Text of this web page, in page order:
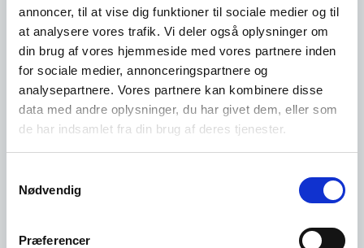
annoncer, til at vise dig funktioner til sociale medier og til
at analysere vores trafik. Vi deler også oplysninger om
din brug af vores hjemmeside med vores partnere inden
for sociale medier, annonceringspartnere og
analysepartnere. Vores partnere kan kombinere disse
data med andre oplysninger, du har givet dem, eller som
de har indsamlet fra din brug af deres tjenester.
Nødvendig
Præferencer
Kun adgang for
brugere
Det er gratis at oprette sig som